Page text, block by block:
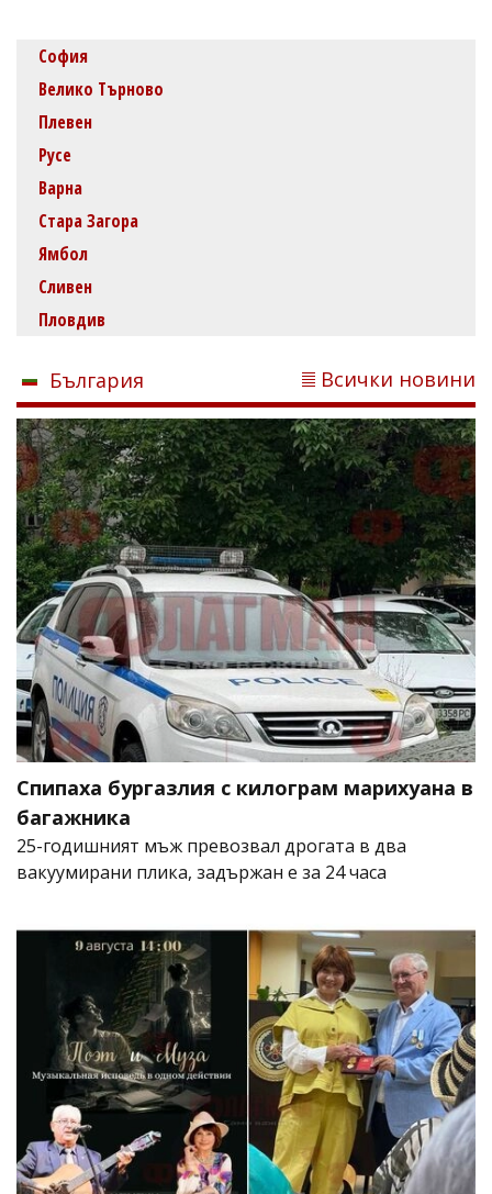
София
Велико Търново
Плевен
Русе
Варна
Стара Загора
Ямбол
Сливен
Пловдив
България Всички новини
Спипаха бургазлия с килограм марихуана в
багажника
25-годишният мъж превозвал дрогата в два
вакуумирани плика, задържан е за 24 часа